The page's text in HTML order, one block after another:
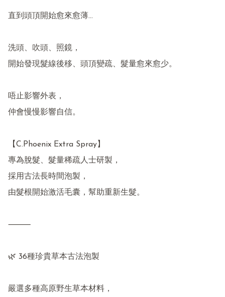
直到頭頂開始愈來愈薄…
洗頭、吹頭、照鏡，
開始發現髮線後移、頭頂變疏、髮量愈來愈少。
唔止影響外表，
仲會慢慢影響自信。
【C.Phoenix Extra Spray】
專為脫髮、髮量稀疏人士研製，
採用古法長時間泡製，
由髮根開始激活毛囊，幫助重新生髮。
⸻
🌿 36種珍貴草本古法泡製
嚴選多種高原野生草本材料，